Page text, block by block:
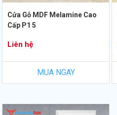
Cửa Gỗ MDF Melamine Cao
Cấp P1 5
Liên hệ
MUA NGAY